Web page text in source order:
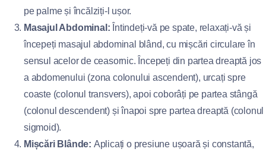
pe palme și încălziți-l ușor.
Masajul Abdominal: Întindeți-vă pe spate, relaxați-vă și
începeți masajul abdominal blând, cu mișcări circulare în
sensul acelor de ceasornic. Începeți din partea dreaptă jos
a abdomenului (zona colonului ascendent), urcați spre
coaste (colonul transvers), apoi coborâți pe partea stângă
(colonul descendent) și înapoi spre partea dreaptă (colonul
sigmoid).
Mișcări Blânde: Aplicați o presiune ușoară și constantă,